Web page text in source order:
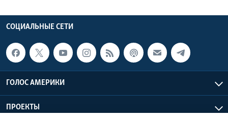
СОЦИАЛЬНЫЕ СЕТИ
ГОЛОС АМЕРИКИ
ПРОЕКТЫ